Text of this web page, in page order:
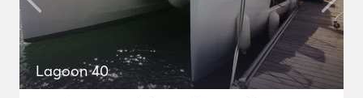
Lagoon 40